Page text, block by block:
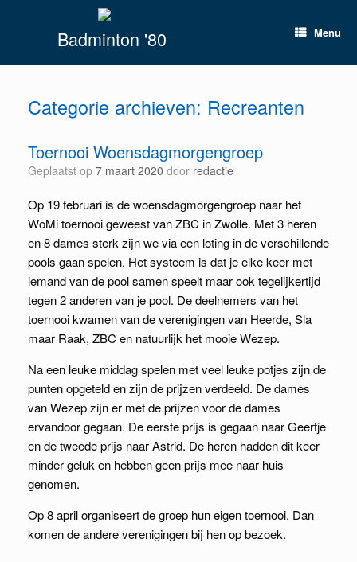
Badminton '80 Menu
Categorie archieven: Recreanten
Toernooi Woensdagmorgengroep
Geplaatst op 7 maart 2020 door redactie
Op 19 februari is de woensdagmorgengroep naar het
WoMi toernooi geweest van ZBC in Zwolle. Met 3 heren
en 8 dames sterk zijn we via een loting in de verschillende
pools gaan spelen. Het systeem is dat je elke keer met
iemand van de pool samen speelt maar ook tegelijkertijd
tegen 2 anderen van je pool. De deelnemers van het
toernooi kwamen van de verenigingen van Heerde, Sla
maar Raak, ZBC en natuurlijk het mooie Wezep.
Na een leuke middag spelen met veel leuke potjes zijn de
punten opgeteld en zijn de prijzen verdeeld. De dames
van Wezep zijn er met de prijzen voor de dames
ervandoor gegaan. De eerste prijs is gegaan naar Geertje
en de tweede prijs naar Astrid. De heren hadden dit keer
minder geluk en hebben geen prijs mee naar huis
genomen.
Op 8 april organiseert de groep hun eigen toernooi. Dan
komen de andere verenigingen bij hen op bezoek.